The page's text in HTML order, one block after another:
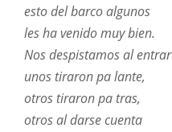
esto del barco algunos
les ha venido muy bien.
Nos despistamos al entrar
unos tiraron pa lante,
otros tiraron pa tras,
otros al darse cuenta